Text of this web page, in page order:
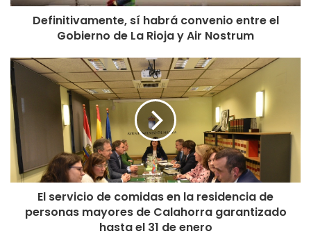
Definitivamente, sí habrá convenio entre el
Gobierno de La Rioja y Air Nostrum
El servicio de comidas en la residencia de
personas mayores de Calahorra garantizado
hasta el 31 de enero